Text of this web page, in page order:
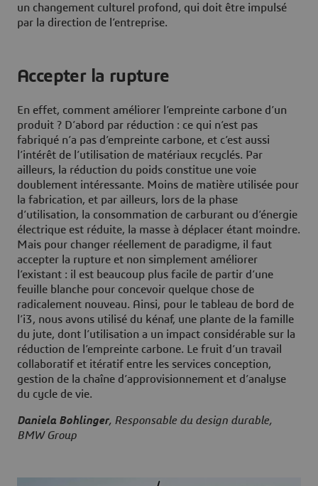
un changement culturel profond, qui doit être impulsé
par la direction de l’entreprise.
Accepter la rupture
En effet, comment améliorer l’empreinte carbone d’un
produit ? D’abord par réduction : ce qui n’est pas
fabriqué n’a pas d’empreinte carbone, et c’est aussi
l’intérêt de l’utilisation de matériaux recyclés. Par
ailleurs, la réduction du poids constitue une voie
doublement intéressante. Moins de matière utilisée pour
la fabrication, et par ailleurs, lors de la phase
d’utilisation, la consommation de carburant ou d’énergie
électrique est réduite, la masse à déplacer étant moindre.
Mais pour changer réellement de paradigme, il faut
accepter la rupture et non simplement améliorer
l’existant : il est beaucoup plus facile de partir d’une
feuille blanche pour concevoir quelque chose de
radicalement nouveau. Ainsi, pour le tableau de bord de
l’i3, nous avons utilisé du kénaf, une plante de la famille
du jute, dont l’utilisation a un impact considérable sur la
réduction de l’empreinte carbone. Le fruit d’un travail
collaboratif et itératif entre les services conception,
gestion de la chaîne d’approvisionnement et d’analyse
du cycle de vie.
Daniela Bohlinger, Responsable du design durable,
BMW Group